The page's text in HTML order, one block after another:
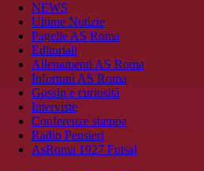
NEWS
Ultime Notizie
Pagelle AS Roma
Editoriali
Allenamenti AS Roma
Infortuni AS Roma
Gossip e curiosità
Interviste
Conferenze stampa
Radio Pensieri
AsRoma 1927 Futsal